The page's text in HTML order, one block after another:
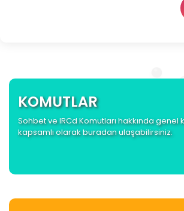
KOMUTLAR
Sohbet ve IRCd Komutları hakkında
kapsamlı olarak buradan ulaşabilirsiniz.